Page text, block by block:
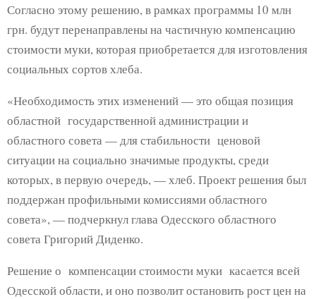
Согласно этому решению, в рамках программы 10 млн
грн. будут перенаправлены на частичную компенсацию
стоимости муки, которая приобретается для изготовления
социальных сортов хлеба.
«Необходимость этих изменений — это общая позиция
областной государственной администрации и
областного совета — для стабильности ценовой
ситуации на социально значимые продукты, среди
которых, в первую очередь, — хлеб. Проект решения был
поддержан профильными комиссиями областного
совета», — подчеркнул глава Одесского областного
совета Григорий Диденко.
Решение о компенсации стоимости муки касается всей
Одесской области, и оно позволит остановить рост цен на